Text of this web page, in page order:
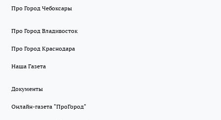
Про Город Чебоксары
Про Город Владивосток
Про Город Краснодара
Наша Газета
Документы
Онлайн-газета "ПроГород"